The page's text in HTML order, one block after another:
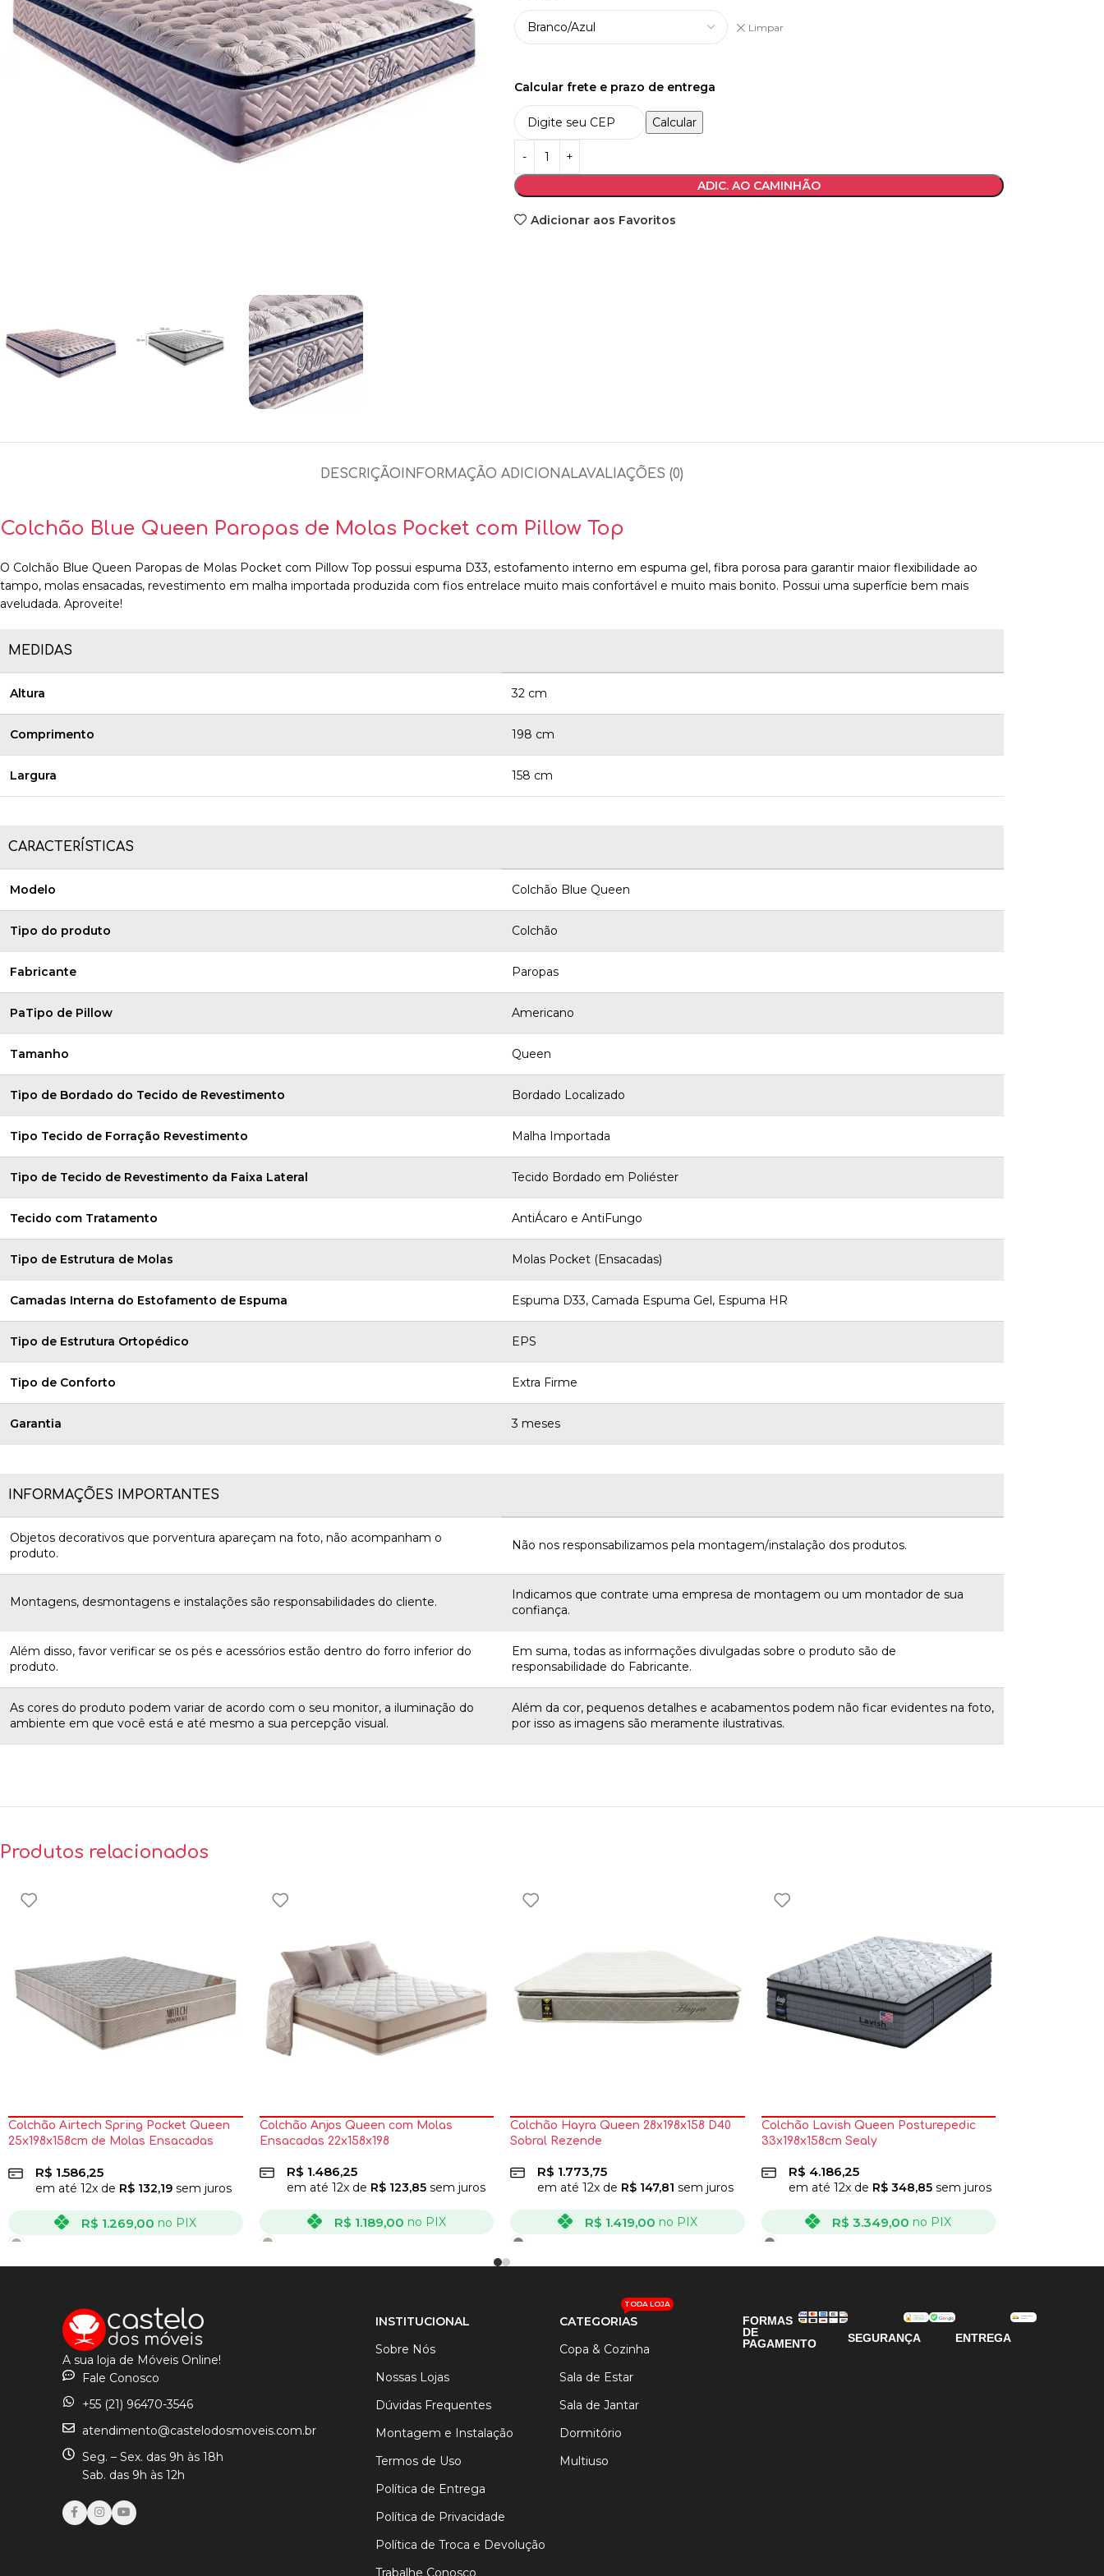
Limpar
Calcular frete e prazo de entrega
Calcular
ADIC. AO CAMINHÃO
Adicionar aos Favoritos
DESCRIÇÃO INFORMAÇÃO ADICIONALAVALIAÇÕES (0)
Colchão Blue Queen Paropas de Molas Pocket com Pillow Top
O Colchão Blue Queen Paropas de Molas Pocket com Pillow Top possui espuma D33, estofamento interno em espuma gel, fibra porosa para garantir maior flexibilidade ao
tampo, molas ensacadas, revestimento em malha importada produzida com fios entrelace muito mais confortável e muito mais bonito. Possui uma superfície bem mais
aveludada. Aproveite!
MEDIDAS
Altura 32 cm
Comprimento 198 cm
Largura 158 cm
CARACTERÍSTICAS
Modelo Colchão Blue Queen
Tipo do produto Colchão
Fabricante Paropas
PaTipo de Pillow Americano
Tamanho Queen
Tipo de Bordado do Tecido de Revestimento Bordado Localizado
Tipo Tecido de Forração Revestimento Malha Importada
Tipo de Tecido de Revestimento da Faixa Lateral Tecido Bordado em Poliéster
Tecido com Tratamento AntiÁcaro e AntiFungo
Tipo de Estrutura de Molas Molas Pocket (Ensacadas)
Camadas Interna do Estofamento de Espuma Espuma D33, Camada Espuma Gel, Espuma HR
Tipo de Estrutura Ortopédico EPS
Tipo de Conforto Extra Firme
Garantia 3 meses
INFORMAÇÕES IMPORTANTES
Objetos decorativos que porventura apareçam na foto, não acompanham o
produto.
Não nos responsabilizamos pela montagem/instalação dos produtos.
Montagens, desmontagens e instalações são responsabilidades do cliente.
Indicamos que contrate uma empresa de montagem ou um montador de sua
confiança.
Além disso, favor verificar se os pés e acessórios estão dentro do forro inferior do
produto.
Em suma, todas as informações divulgadas sobre o produto são de
responsabilidade do Fabricante.
As cores do produto podem variar de acordo com o seu monitor, a iluminação do
ambiente em que você está e até mesmo a sua percepção visual.
Além da cor, pequenos detalhes e acabamentos podem não ficar evidentes na foto,
por isso as imagens são meramente ilustrativas.
Produtos relacionados
Colchão Airtech Spring Pocket Queen
25x198x158cm de Molas Ensacadas
R$ 1.586,25
em até 12x de R$ 132,19 sem juros
R$ 1.269,00 no PIX
VER OPÇÕES
Colchão Anjos Queen com Molas
Ensacadas 22x158x198
R$ 1.486,25
em até 12x de R$123,85sem juros
R$ 1.189,00 no PIX
VER OPÇÕES
Colchão Hayra Queen 28x198x158 D40
Sobral Rezende
R$ 1.773,75
em até 12x de R$ 147,81 sem juros
R$ 1.419,00 no PIX
VER OPÇÕES
Colchão Lavish Queen Posturepedic
33x198x158cm Sealy
R$ 4.186,25
em até 12x de R$348,85sem juros
R$ 3.349,00 no PIX
VER OPÇÕES VER OPÇÕES
A sua loja de Móveis Online!
Fale Conosco
+55 (21) 96470-3546
atendimento@castelodosmoveis.com.br
Seg. – Sex. das 9h às 18h
Sab. das 9h às 12h
INSTITUCIONAL
Sobre Nós
Nossas Lojas
Dúvidas Frequentes
Montagem e Instalação
Termos de Uso
Política de Entrega
Política de Privacidade
Política de Troca e Devolução
Trabalhe Conosco
CATEGORIAS
TODA LOJA
Copa & Cozinha
Sala de Estar
Sala de Jantar
Dormitório
Multiuso
FORMAS
DE
PAGAMENTO
SEGURANÇA ENTREGA